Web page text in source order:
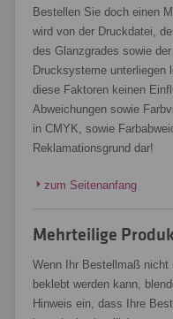
Bestellen Sie doch einen
wird von der Druckdatei,
des Glanzgrades sowie
Drucksysteme unterliegen
diese Faktoren keinen
Abweichungen sowie
in CMYK, sowie
Reklamationsgrund dar!
zum Seitenanfang
Mehrteilige
Wenn Ihr Bestellmaß
beklebt werden kann,
Hinweis ein, dass Ihre